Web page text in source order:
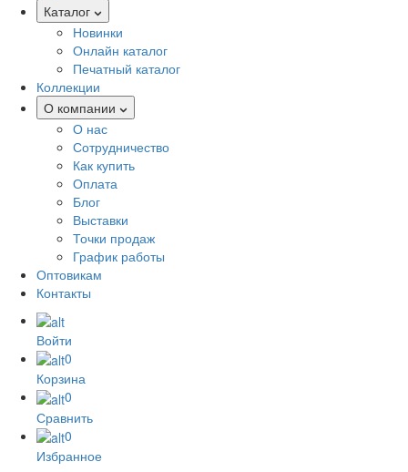
Каталог
Новинки
Онлайн каталог
Печатный каталог
Коллекции
О компании
О нас
Сотрудничество
Как купить
Оплата
Блог
Выставки
Точки продаж
График работы
Оптовикам
Контакты
Войти
0
Корзина
0
Сравнить
0
Избранное